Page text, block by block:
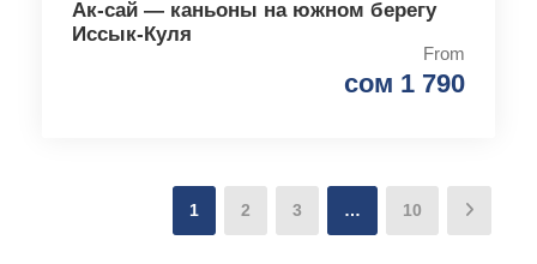
Ак-сай — каньоны на южном берегу
Иссык-Куля
From
сом 1 790
1 2 3 … 10